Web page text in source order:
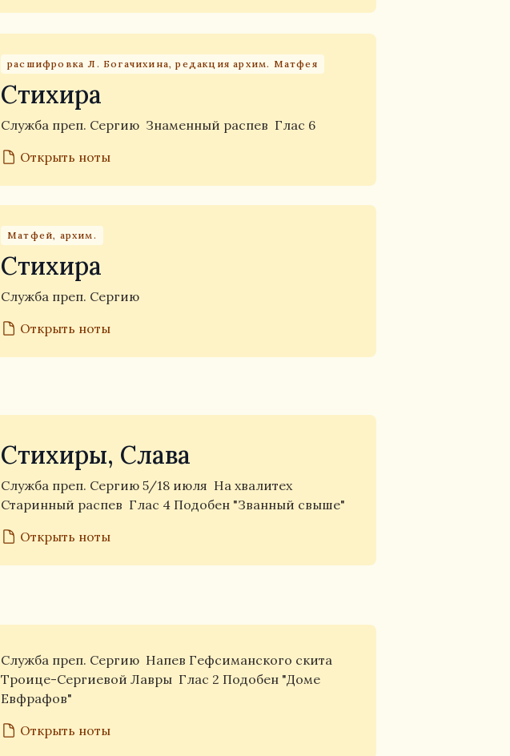
расшифровка Л. Богачихина, редакция архим. Матфея
Стихира
Служба преп. Сергию Знаменный распев Глас 6
Открыть ноты
Матфей, архим.
Стихира
Служба преп. Сергию
Открыть ноты
Стихиры, Слава
Служба преп. Сергию 5/18 июля На хвалитех
Старинный распев Глас 4 Подобен "Званный свыше"
Открыть ноты
Служба преп. Сергию Напев Гефсиманского скита
Троице-Сергиевой Лавры Глас 2 Подобен "Доме
Евфрафов"
Открыть ноты